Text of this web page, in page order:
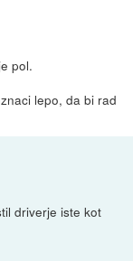
pol.
lepo, da bi rad
driverje iste kot